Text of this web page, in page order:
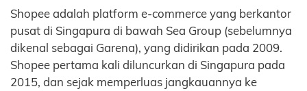
Shopee adalah platform e-commerce yang berkantor
pusat di Singapura di bawah Sea Group (sebelumnya
dikenal sebagai Garena), yang didirikan pada 2009.
Shopee pertama kali diluncurkan di Singapura pada
2015, dan sejak memperluas jangkauannya ke